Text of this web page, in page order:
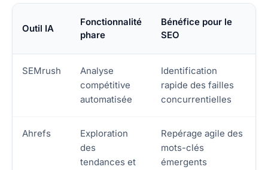
Outil IA
Fonctionnalité
phare
Bénéfice pour le
SEO
SEMrush
Analyse
compétitive
automatisée
Identification
rapide des failles
concurrentielles
Ahrefs
Exploration
des
tendances et
Repérage agile des
mots-clés
émergents